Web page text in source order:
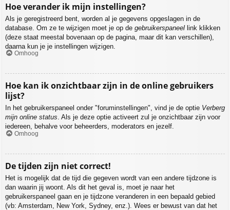
Hoe verander ik mijn instellingen?
Als je geregistreerd bent, worden al je gegevens opgeslagen in de
database. Om ze te wijzigen moet je op de gebruikerspaneel link klikken
(deze staat meestal bovenaan op de pagina, maar dit kan verschillen),
daarna kun je je instellingen wijzigen.
Omhoog
Hoe kan ik onzichtbaar zijn in de online gebruikers
lijst?
In het gebruikerspaneel onder "foruminstellingen", vind je de optie Verberg
mijn online status. Als je deze optie activeert zul je onzichtbaar zijn voor
iedereen, behalve voor beheerders, moderators en jezelf.
Omhoog
De tijden zijn niet correct!
Het is mogelijk dat de tijd die gegeven wordt van een andere tijdzone is
dan waarin jij woont. Als dit het geval is, moet je naar het
gebruikerspaneel gaan en je tijdzone veranderen in een bepaald gebied
(vb: Amsterdam, New York, Sydney, enz.). Wees er bewust van dat het